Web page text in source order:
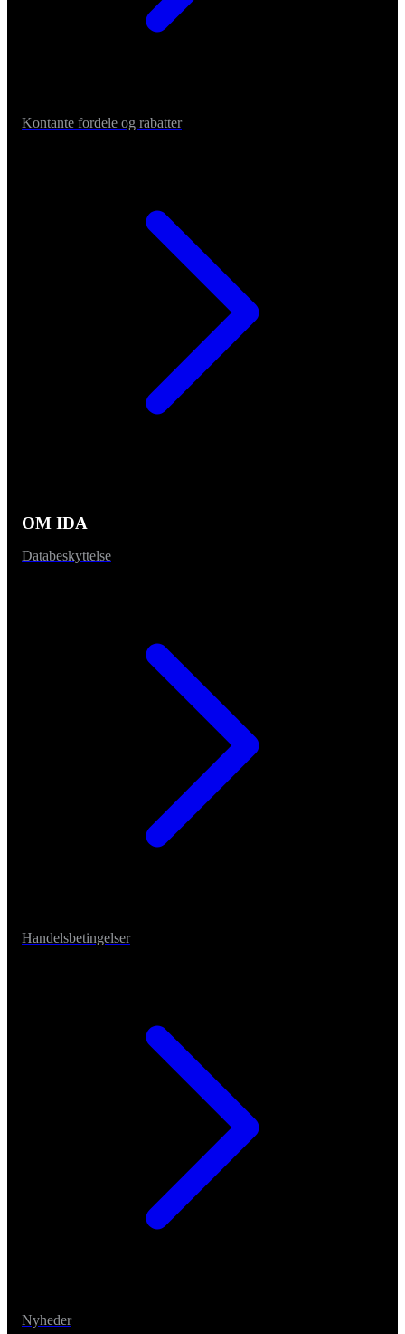
Kontante fordele og rabatter
OM IDA
Databeskyttelse
Handelsbetingelser
Nyheder